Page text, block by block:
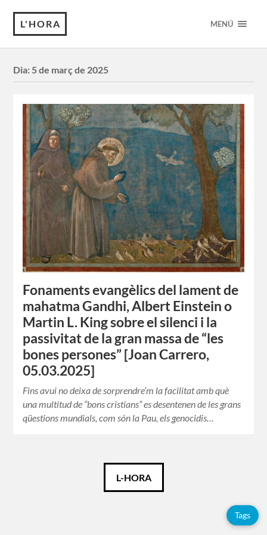
L'HORA MENÚ
Dia: 5 de març de 2025
Fonaments evangèlics del lament de
mahatma Gandhi, Albert Einstein o
Martin L. King sobre el silenci i la
passivitat de la gran massa de “les
bones persones” [Joan Carrero,
05.03.2025]
Fins avui no deixa de sorprendre’m la facilitat amb què
una multitud de “bons cristians” es desentenen de les grans
qüestions mundials, com són la Pau, els genocidis…
L-HORA
Tags